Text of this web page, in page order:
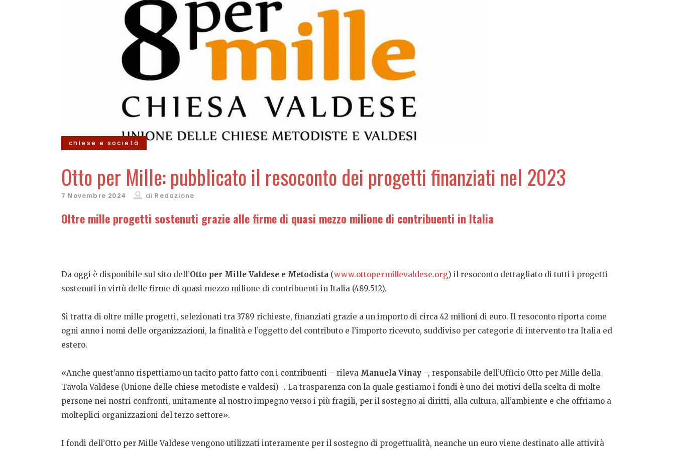
chiese e società
Otto per Mille: pubblicato il resoconto dei progetti finanziati nel 2023
7 Novembre 2024 di Redazione
Oltre mille progetti sostenuti grazie alle firme di quasi mezzo milione di contribuenti in Italia
Da oggi è disponibile sul sito dell’Otto per Mille Valdese e Metodista (www.ottopermillevaldese.org) il resoconto dettagliato di tutti i progetti
sostenuti in virtù delle firme di quasi mezzo milione di contribuenti in Italia (489.512).
Si tratta di oltre mille progetti, selezionati tra 3789 richieste, finanziati grazie a un importo di circa 42 milioni di euro. Il resoconto riporta come
ogni anno i nomi delle organizzazioni, la finalità e l’oggetto del contributo e l’importo ricevuto, suddiviso per categorie di intervento tra Italia ed
estero.
«Anche quest’anno rispettiamo un tacito patto fatto con i contribuenti – rileva Manuela Vinay –, responsabile dell’Ufficio Otto per Mille della
Tavola Valdese (Unione delle chiese metodiste e valdesi) -. La trasparenza con la quale gestiamo i fondi è uno dei motivi della scelta di molte
persone nei nostri confronti, unitamente al nostro impegno verso i più fragili, per il sostegno ai diritti, alla cultura, all’ambiente e che offriamo a
molteplici organizzazioni del terzo settore».
I fondi dell’Otto per Mille Valdese vengono utilizzati interamente per il sostegno di progettualità, neanche un euro viene destinato alle attività